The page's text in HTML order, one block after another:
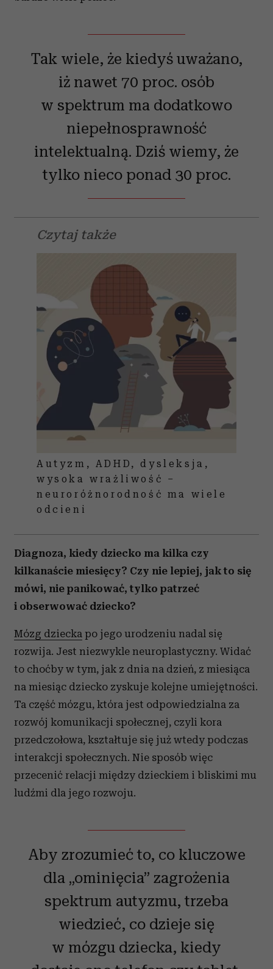
Tak wiele, że kiedyś uważano,
iż nawet 70 proc. osób
w spektrum ma dodatkowo
niepełnosprawność
intelektualną. Dziś wiemy, że
tylko nieco ponad 30 proc.
Czytaj także
Autyzm, ADHD, dysleksja,
wysoka wrażliwość –
neuroróżnorodność ma wiele
odcieni
Diagnoza, kiedy dziecko ma kilka czy
kilkanaście miesięcy? Czy nie lepiej, jak to się
mówi, nie panikować, tylko patrzeć
i obserwować dziecko?
Mózg dziecka po jego urodzeniu nadal się
rozwija. Jest niezwykle neuroplastyczny. Widać
to choćby w tym, jak z dnia na dzień, z miesiąca
na miesiąc dziecko zyskuje kolejne umiejętności.
Ta część mózgu, która jest odpowiedzialna za
rozwój komunikacji społecznej, czyli kora
przedczołowa, kształtuje się już wtedy podczas
interakcji społecznych. Nie sposób więc
przecenić relacji między dzieckiem i bliskimi mu
ludźmi dla jego rozwoju.
Aby zrozumieć to, co kluczowe
dla „ominięcia” zagrożenia
spektrum autyzmu, trzeba
wiedzieć, co dzieje się
w mózgu dziecka, kiedy